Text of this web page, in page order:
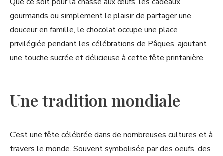
gourmands ou simplement le plaisir de partager une
douceur en famille, le chocolat occupe une place
privilégiée pendant les célébrations de Pâques, ajoutant
une touche sucrée et délicieuse à cette fête printanière.
Une tradition mondiale
C’est une fête célébrée dans de nombreuses cultures et à
travers le monde. Souvent symbolisée par des oeufs, des